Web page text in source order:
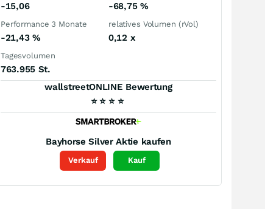
-15,06 -68,75 %
Performance 3 Monate
-21,43 %
relatives Volumen (rVol)
0,12 x
Tagesvolumen
763.955 St.
wallstreetONLINE Bewertung
⭐ ⭐ ⭐ ⭐
Bayhorse Silver Aktie kaufen
Verkauf Kauf